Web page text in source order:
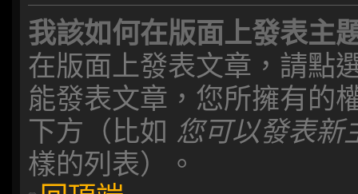
我該如何在版面上發表主
在版面上發表文章，請點
能發表文章，您所擁有的
下方（比如 您可以發表新
樣的列表）。